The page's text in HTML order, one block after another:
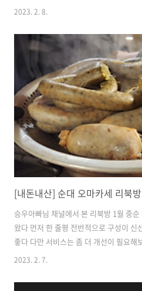
용해 본 료칸형태의 숙소와 편백나무 욕
이었다 📍 위치
https://map.naver.com/v5/search/
네이..
2023. 2. 8.
[내돈내산] 순대 오마카세 리북
승우아빠님 채널에서 본 리북방 1월 중
왔다 먼저 한 줄평 전반적으로 구성이 신
좋다 다만 서비스는 좀 더 개선이 필요해
https://map.naver.com/v5/entry/
map.naver.com 마포역 1번출구에서
2023. 2. 7.